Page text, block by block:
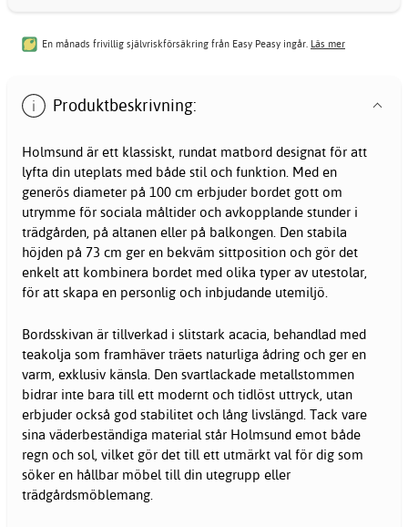
En månads frivillig självriskförsäkring från Easy Peasy ingår. Läs mer
Produktbeskrivning:
Holmsund är ett klassiskt, rundat matbord designat för att
lyfta din uteplats med både stil och funktion. Med en
generös diameter på 100 cm erbjuder bordet gott om
utrymme för sociala måltider och avkopplande stunder i
trädgården, på altanen eller på balkongen. Den stabila
höjden på 73 cm ger en bekväm sittposition och gör det
enkelt att kombinera bordet med olika typer av utestolar,
för att skapa en personlig och inbjudande utemiljö.
Bordsskivan är tillverkad i slitstark acacia, behandlad med
teakolja som framhäver träets naturliga ådring och ger en
varm, exklusiv känsla. Den svartlackade metallstommen
bidrar inte bara till ett modernt och tidlöst uttryck, utan
erbjuder också god stabilitet och lång livslängd. Tack vare
sina väderbeständiga material står Holmsund emot både
regn och sol, vilket gör det till ett utmärkt val för dig som
söker en hållbar möbel till din utegrupp eller
trädgårdsmöblemang.